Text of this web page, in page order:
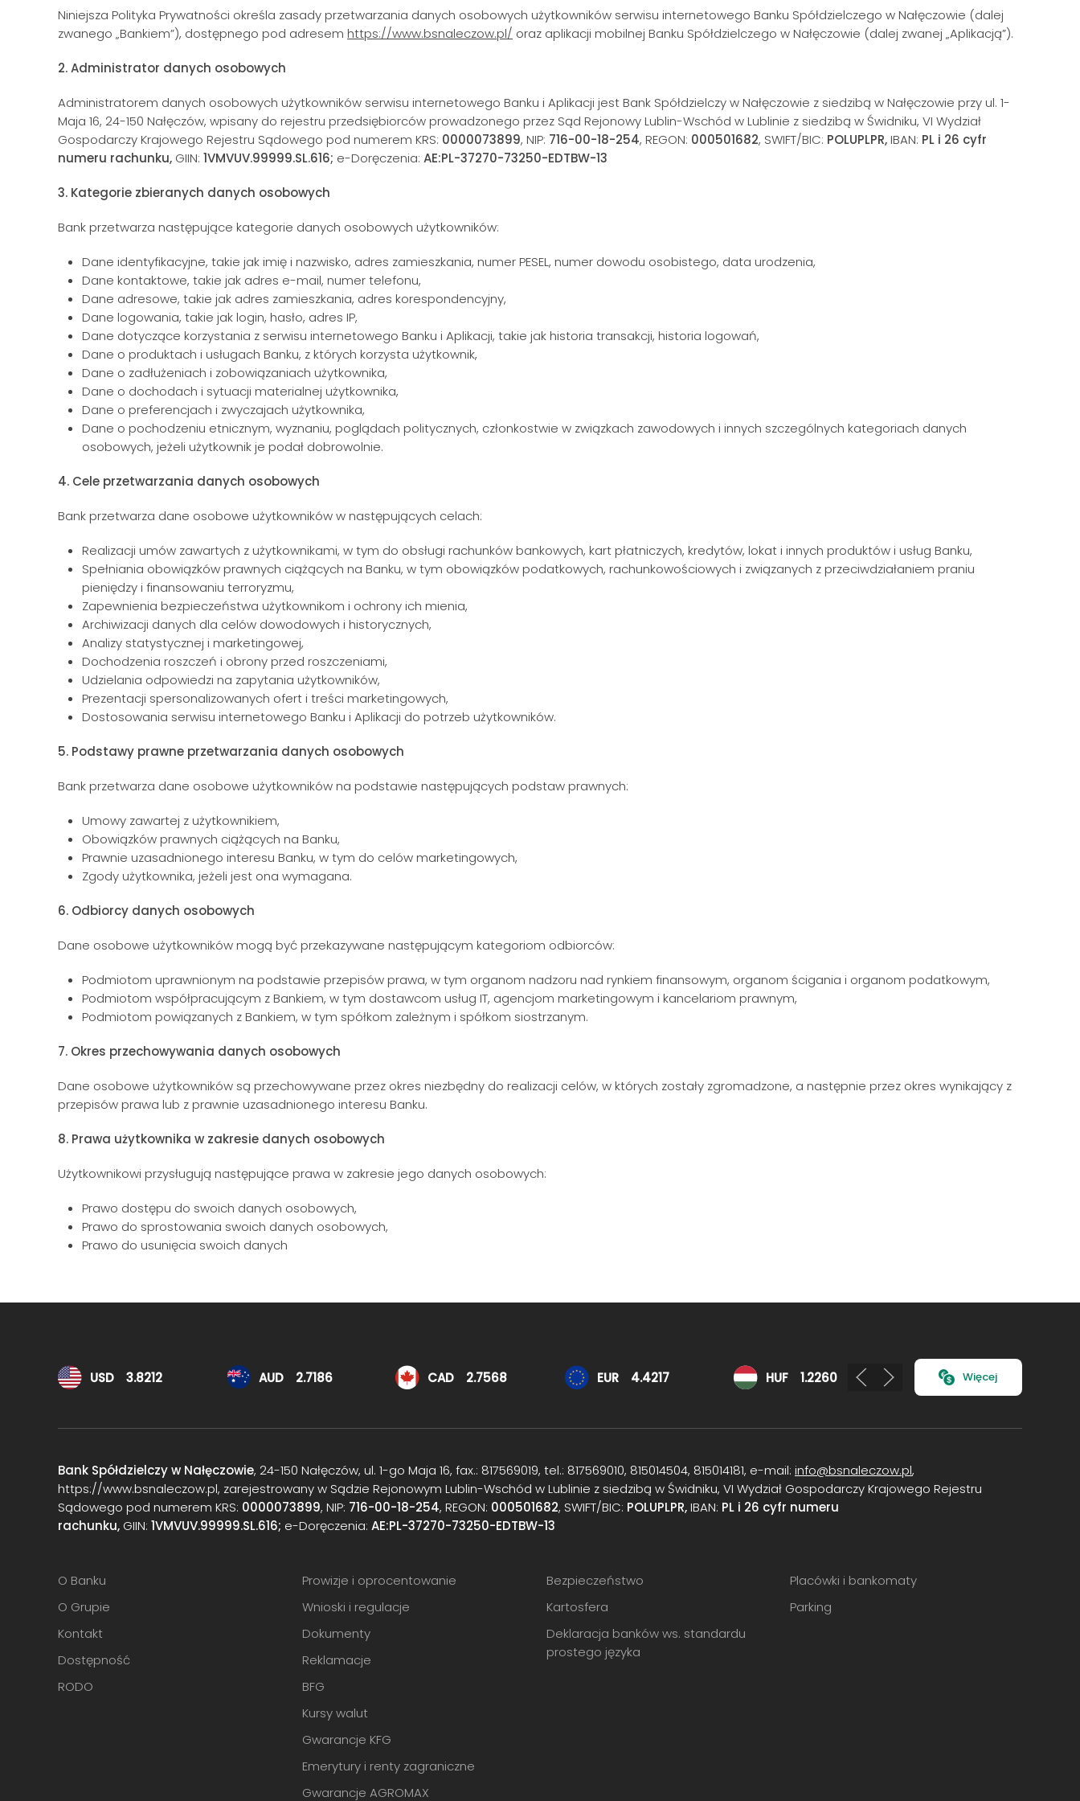
Niniejsza Polityka Prywatności określa zasady przetwarzania danych osobowych użytkowników serwisu internetowego Banku Spółdzielczego w Nałęczowie (dalej
zwanego „Bankiem”), dostępnego pod adresem https://www.bsnaleczow.pl/ oraz aplikacji mobilnej Banku Spółdzielczego w Nałęczowie (dalej zwanej „Aplikacją”).
2. Administrator danych osobowych
Administratorem danych osobowych użytkowników serwisu internetowego Banku i Aplikacji jest Bank Spółdzielczy w Nałęczowie z siedzibą w Nałęczowie przy ul. 1-
Maja 16, 24-150 Nałęczów, wpisany do rejestru przedsiębiorców prowadzonego przez Sąd Rejonowy Lublin-Wschód w Lublinie z siedzibą w Świdniku, VI Wydział
Gospodarczy Krajowego Rejestru Sądowego pod numerem KRS: 0000073899, NIP: 716-00-18-254, REGON: 000501682, SWIFT/BIC: POLUPLPR,IBAN: PL i 26 cyfr
numeru rachunku, GIIN: 1VMVUV.99999.SL.616; e-Doręczenia: AE:PL-37270-73250-EDTBW-13
3. Kategorie zbieranych danych osobowych
Bank przetwarza następujące kategorie danych osobowych użytkowników:
Dane identyfikacyjne, takie jak imię i nazwisko, adres zamieszkania, numer PESEL, numer dowodu osobistego, data urodzenia,
Dane kontaktowe, takie jak adres e-mail, numer telefonu,
Dane adresowe, takie jak adres zamieszkania, adres korespondencyjny,
Dane logowania, takie jak login, hasło, adres IP,
Dane dotyczące korzystania z serwisu internetowego Banku i Aplikacji, takie jak historia transakcji, historia logowań,
Dane o produktach i usługach Banku, z których korzysta użytkownik,
Dane o zadłużeniach i zobowiązaniach użytkownika,
Dane o dochodach i sytuacji materialnej użytkownika,
Dane o preferencjach i zwyczajach użytkownika,
Dane o pochodzeniu etnicznym, wyznaniu, poglądach politycznych, członkostwie w związkach zawodowych i innych szczególnych kategoriach danych
osobowych, jeżeli użytkownik je podał dobrowolnie.
4. Cele przetwarzania danych osobowych
Bank przetwarza dane osobowe użytkowników w następujących celach:
Realizacji umów zawartych z użytkownikami, w tym do obsługi rachunków bankowych, kart płatniczych, kredytów, lokat i innych produktów i usług Banku,
Spełniania obowiązków prawnych ciążących na Banku, w tym obowiązków podatkowych, rachunkowościowych i związanych z przeciwdziałaniem praniu
pieniędzy i finansowaniu terroryzmu,
Zapewnienia bezpieczeństwa użytkownikom i ochrony ich mienia,
Archiwizacji danych dla celów dowodowych i historycznych,
Analizy statystycznej i marketingowej,
Dochodzenia roszczeń i obrony przed roszczeniami,
Udzielania odpowiedzi na zapytania użytkowników,
Prezentacji spersonalizowanych ofert i treści marketingowych,
Dostosowania serwisu internetowego Banku i Aplikacji do potrzeb użytkowników.
5. Podstawy prawne przetwarzania danych osobowych
Bank przetwarza dane osobowe użytkowników na podstawie następujących podstaw prawnych:
Umowy zawartej z użytkownikiem,
Obowiązków prawnych ciążących na Banku,
Prawnie uzasadnionego interesu Banku, w tym do celów marketingowych,
Zgody użytkownika, jeżeli jest ona wymagana.
6. Odbiorcy danych osobowych
Dane osobowe użytkowników mogą być przekazywane następującym kategoriom odbiorców:
Podmiotom uprawnionym na podstawie przepisów prawa, w tym organom nadzoru nad rynkiem finansowym, organom ścigania i organom podatkowym,
Podmiotom współpracującym z Bankiem, w tym dostawcom usług IT, agencjom marketingowym i kancelariom prawnym,
Podmiotom powiązanych z Bankiem, w tym spółkom zależnym i spółkom siostrzanym.
7. Okres przechowywania danych osobowych
Dane osobowe użytkowników są przechowywane przez okres niezbędny do realizacji celów, w których zostały zgromadzone, a następnie przez okres wynikający z
przepisów prawa lub z prawnie uzasadnionego interesu Banku.
8. Prawa użytkownika w zakresie danych osobowych
Użytkownikowi przysługują następujące prawa w zakresie jego danych osobowych:
Prawo dostępu do swoich danych osobowych,
Prawo do sprostowania swoich danych osobowych,
Prawo do usunięcia swoich danych
Kursy walut
USD 3.8212 AUD 2.7186 CAD 2.7568 EUR 4.4217 HUF 1.2260 CHF 4.7650
Więcej
Bank Spółdzielczy w Nałęczowie, 24-150 Nałęczów, ul. 1-go Maja 16, fax.: 817569019, tel.: 817569010, 815014504, 815014181, e-mail: info@bsnaleczow.pl,
https://www.bsnaleczow.pl, zarejestrowany w Sądzie Rejonowym Lublin-Wschód w Lublinie z siedzibą w Świdniku, VI Wydział Gospodarczy Krajowego Rejestru
Sądowego pod numerem KRS: 0000073899, NIP: 716-00-18-254, REGON: 000501682, SWIFT/BIC: POLUPLPR,IBAN: PL i 26 cyfr numeru
rachunku, GIIN: 1VMVUV.99999.SL.616; e-Doręczenia: AE:PL-37270-73250-EDTBW-13
O Banku
O Grupie
Kontakt
Dostępność
RODO
Prowizje i oprocentowanie
Wnioski i regulacje
Dokumenty
Reklamacje
BFG
Kursy walut
Gwarancje KFG
Emerytury i renty zagraniczne
Gwarancje AGROMAX
Bezpieczeństwo
Kartosfera
Deklaracja banków ws. standardu
prostego języka
Placówki i bankomaty
Parking